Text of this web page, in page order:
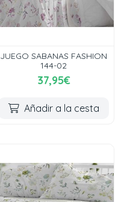
JUEGO SABANAS FASHION
144-02
37,95€
Añadir a la cesta